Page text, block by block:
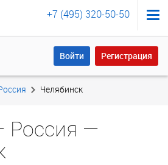
+7 (495) 320-50-50
Войти Регистрация
Войти Регистрация
Челябинск
—